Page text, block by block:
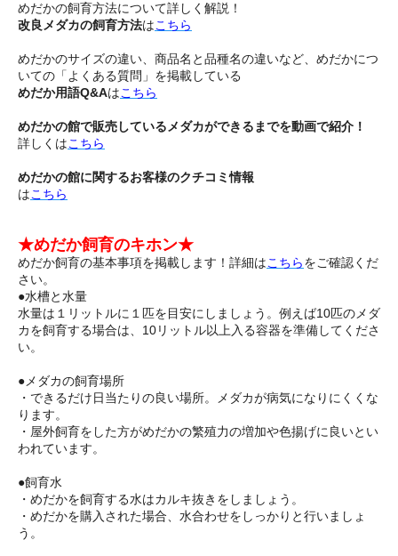
めだかの飼育方法について詳しく解説！
改良メダカの飼育方法はこちら
めだかのサイズの違い、商品名と品種名の違いなど、めだかにつ
いての「よくある質問」を掲載している
めだか用語Q&Aはこちら
めだかの館で販売しているメダカができるまでを動画で紹介！
詳しくはこちら
めだかの館に関するお客様のクチコミ情報
はこちら
★めだか飼育のキホン★
めだか飼育の基本事項を掲載します！詳細はこちらをご確認くだ
さい。
●水槽と水量
水量は１リットルに１匹を目安にしましょう。例えば10匹のメダ
カを飼育する場合は、10リットル以上入る容器を準備してくださ
い。
●メダカの飼育場所
・できるだけ日当たりの良い場所。メダカが病気になりにくくな
ります。
・屋外飼育をした方がめだかの繁殖力の増加や色揚げに良いとい
われています。
●飼育水
・めだかを飼育する水はカルキ抜きをしましょう。
・めだかを購入された場合、水合わせをしっかりと行いましょ
う。